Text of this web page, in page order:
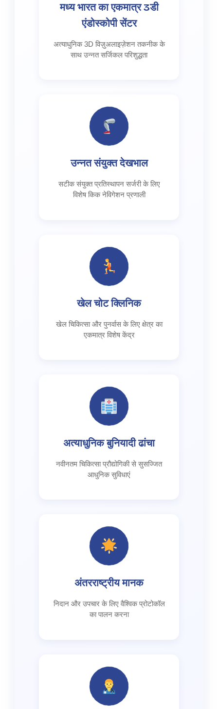
मध्य भारत का एकमात्र 3डी
एंडोस्कोपी सेंटर
अत्याधुनिक 3D विज़ुअलाइज़ेशन तकनीक के
साथ उन्नत सर्जिकल परिशुद्धता
उन्नत संयुक्त देखभाल
सटीक संयुक्त प्रतिस्थापन सर्जरी के लिए
विशेष किक नेविगेशन प्रणाली
खेल चोट क्लिनिक
खेल चिकित्सा और पुनर्वास के लिए क्षेत्र का
एकमात्र विशेष केंद्र
अत्याधुनिक बुनियादी ढांचा
नवीनतम चिकित्सा प्रौद्योगिकी से सुसज्जित
आधुनिक सुविधाएं
अंतरराष्ट्रीय मानक
निदान और उपचार के लिए वैश्विक प्रोटोकॉल
का पालन करना